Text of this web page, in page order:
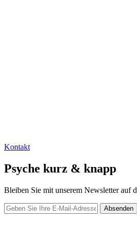
Kontakt
Psyche kurz & knapp
Bleiben Sie mit unserem Newsletter auf
Absenden